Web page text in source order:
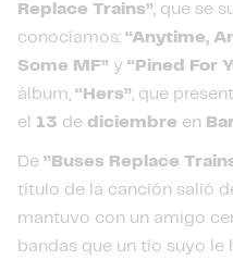
Replace Trains”, que se
conocíamos: “Anytime,
Some MF” y “Pined For
álbum, “Hers”, que
el 13 de diciembre en
De ”Buses Replace
título de la canción salió
mantuvo con un amigo
bandas que un tío suyo